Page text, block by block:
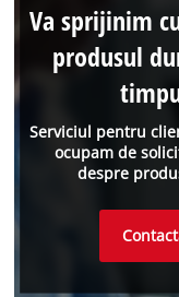
Serviciul pentru
ocupam de
despre
Va sprijinim
produsul